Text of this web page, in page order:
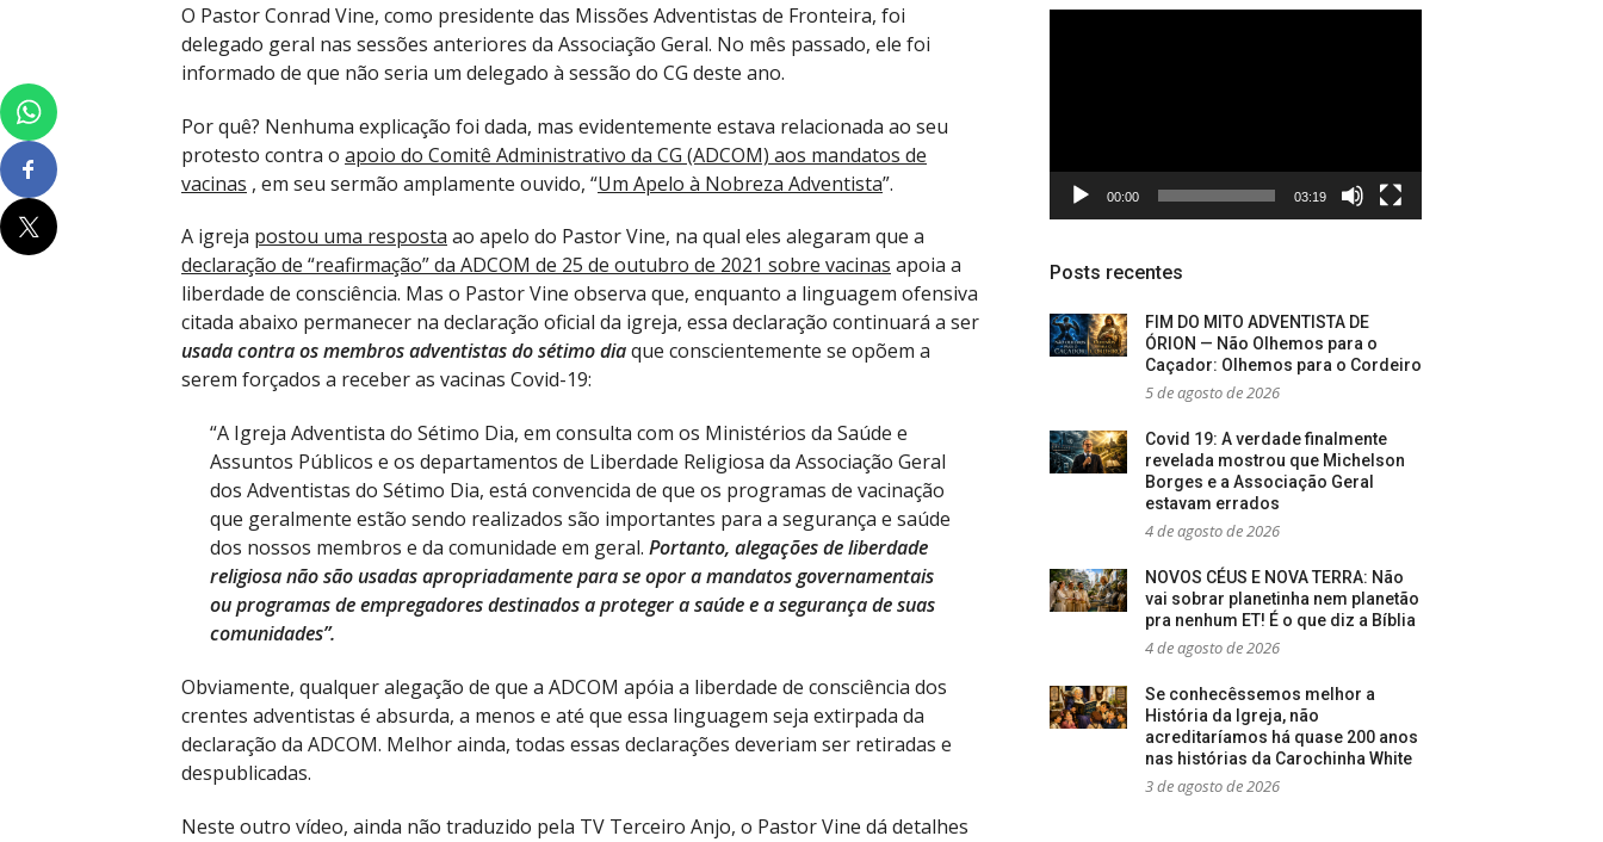
O Pastor Conrad Vine, como presidente das Missões Adventistas de Fronteira, foi
delegado geral nas sessões anteriores da Associação Geral. No mês passado, ele foi
informado de que não seria um delegado à sessão do CG deste ano.
Por quê? Nenhuma explicação foi dada, mas evidentemente estava relacionada ao seu
protesto contra o apoio do Comitê Administrativo da CG (ADCOM) aos mandatos de
vacinas , em seu sermão amplamente ouvido, “Um Apelo à Nobreza Adventista”.
A igreja postou uma resposta ao apelo do Pastor Vine, na qual eles alegaram que a
declaração de “reafirmação” da ADCOM de 25 de outubro de 2021 sobre vacinas apoia a
liberdade de consciência. Mas o Pastor Vine observa que, enquanto a linguagem ofensiva
citada abaixo permanecer na declaração oficial da igreja, essa declaração continuará a ser
usada contra os membros adventistas do sétimo diaque conscientemente se opõem a
serem forçados a receber as vacinas Covid-19:
“A Igreja Adventista do Sétimo Dia, em consulta com os Ministérios da Saúde e
Assuntos Públicos e os departamentos de Liberdade Religiosa da Associação Geral
dos Adventistas do Sétimo Dia, está convencida de que os programas de vacinação
que geralmente estão sendo realizados são importantes para a segurança e saúde
dos nossos membros e da comunidade em geral. Portanto, alegações de liberdade
religiosa não são usadas apropriadamente para se opor a mandatos governamentais
ou programas de empregadores destinados a proteger a saúde e a segurança de suas
comunidades”.
Obviamente, qualquer alegação de que a ADCOM apóia a liberdade de consciência dos
crentes adventistas é absurda, a menos e até que essa linguagem seja extirpada da
declaração da ADCOM. Melhor ainda, todas essas declarações deveriam ser retiradas e
despublicadas.
Neste outro vídeo, ainda não traduzido pela TV Terceiro Anjo, o Pastor Vine dá detalhes
00:00 03:19
Posts recentes
FIM DO MITO ADVENTISTA DE
ÓRION — Não Olhemos para o
Caçador: Olhemos para o Cordeiro
5 de agosto de 2026
Covid 19: A verdade finalmente
revelada mostrou que Michelson
Borges e a Associação Geral
estavam errados
4 de agosto de 2026
NOVOS CÉUS E NOVA TERRA: Não
vai sobrar planetinha nem planetão
pra nenhum ET! É o que diz a Bíblia
4 de agosto de 2026
Se conhecêssemos melhor a
História da Igreja, não
acreditaríamos há quase 200 anos
nas histórias da Carochinha White
3 de agosto de 2026